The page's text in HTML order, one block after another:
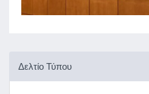
Δελτίο Τύπου